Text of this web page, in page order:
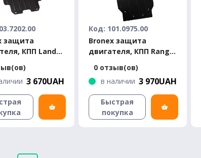
защита
КПП Land
Standard
3 670UAH
Код: 101.0975.00
Bronex защита
двигателя, КПП Range
Standard
0 отзыв(ов)
в наличии 3 970UAH
Быстрая
покупка